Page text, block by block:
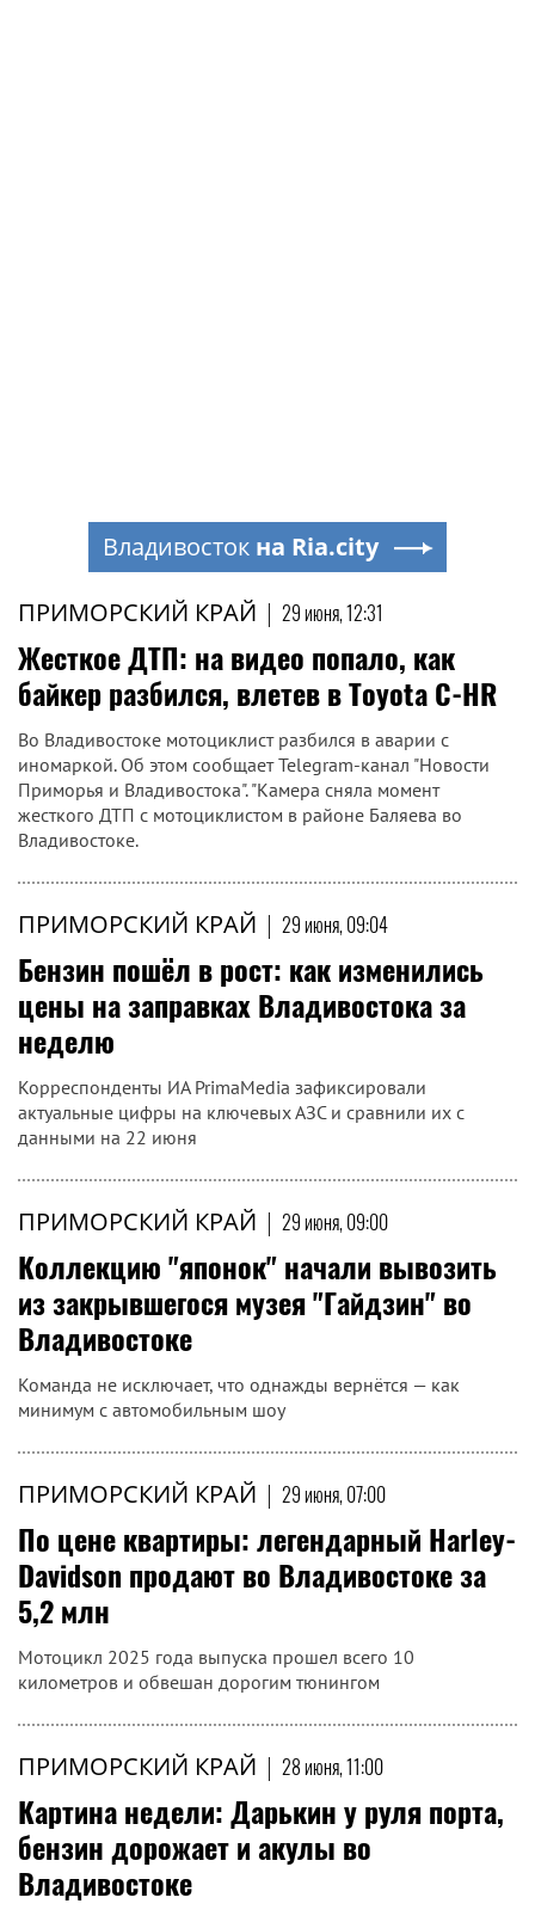
ПРИМОРСКИЙ КРАЙ | 29 июня, 12:31
Жесткое ДТП: на видео попало, как
байкер разбился, влетев в Toyota C-HR
Во Владивостоке мотоциклист разбился в аварии с
иномаркой. Об этом сообщает Telegram-канал "Новости
Приморья и Владивостока". "Камера сняла момент
жесткого ДТП с мотоциклистом в районе Баляева во
Владивостоке.
ПРИМОРСКИЙ КРАЙ | 29 июня, 09:04
Бензин пошёл в рост: как изменились
цены на заправках Владивостока за
неделю
Корреспонденты ИА PrimaMedia зафиксировали
актуальные цифры на ключевых АЗС и сравнили их с
данными на 22 июня
ПРИМОРСКИЙ КРАЙ | 29 июня, 09:00
Коллекцию "японок" начали вывозить
из закрывшегося музея "Гайдзин" во
Владивостоке
Команда не исключает, что однажды вернётся — как
минимум с автомобильным шоу
ПРИМОРСКИЙ КРАЙ | 29 июня, 07:00
По цене квартиры: легендарный Harley-
Davidson продают во Владивостоке за
5,2 млн
Мотоцикл 2025 года выпуска прошел всего 10
километров и обвешан дорогим тюнингом
ПРИМОРСКИЙ КРАЙ | 28 июня, 11:00
Картина недели: Дарькин у руля порта,
бензин дорожает и акулы во
Владивостоке
Владивосток на Ria.city